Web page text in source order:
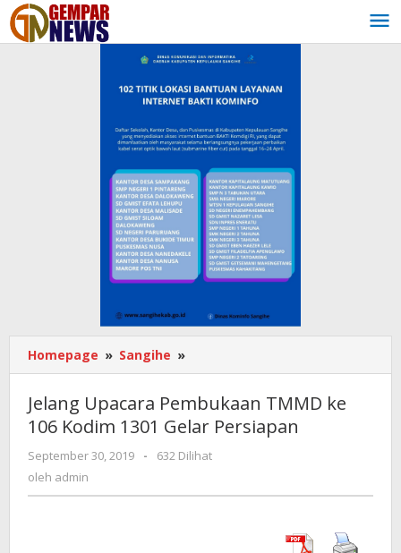
Lewati
ke
konten
Homepage » Sangihe »
Upacara
TMMD
ke
106
Jelang Upacara Pembukaan TMMD ke
106 Kodim 1301 Gelar Persiapan
September 30, 2019
oleh
-
632 Dilihat
oleh admin